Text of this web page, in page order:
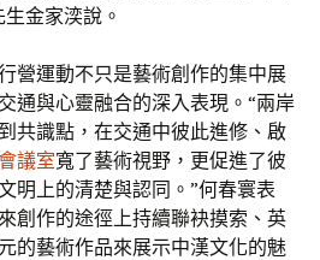
金家湙說。
營運動不只是藝術創作的集中展
通與心靈融合的深入表現。“兩岸
共識點，在交通中彼此進修、啟
議室寬了藝術視野，更促進了彼
明上的清楚與認同。”何春寰表
創作的途徑上持續聯袂摸索、英
的藝術作品來展示中漢文化的魅